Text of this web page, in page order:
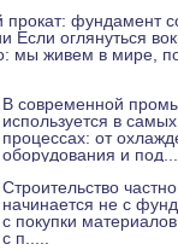
прокат: фундамент
Если оглянуться
мы живем в мире,
В современной
используется в
процессах: от
оборудования и под
Строительство
начинается не с
с покупки
с п